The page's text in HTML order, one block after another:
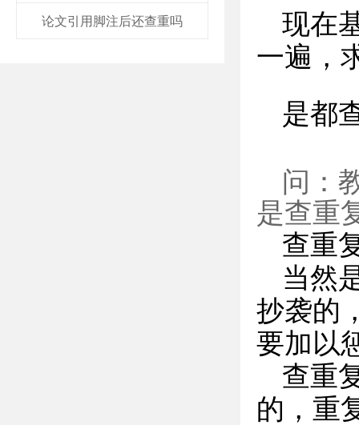
论文引用脚注后还查重吗
现在
一遍，
是都
问：
是查重
查重
当然
抄袭的
要加以
查重
的，重